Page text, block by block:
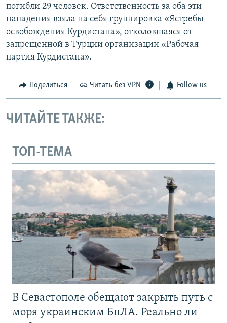
погибли 29 человек. Ответственность за оба эти
нападения взяла на себя группировка «Ястребы
освобождения Курдистана», отколовшаяся от
запрещенной в Турции организации «Рабочая
партия Курдистана».
Поделиться Читать без VPN Follow us
ЧИТАЙТЕ ТАКЖЕ:
ТОП-ТЕМА
В Севастополе обещают закрыть путь с
моря украинским БпЛА. Реально ли